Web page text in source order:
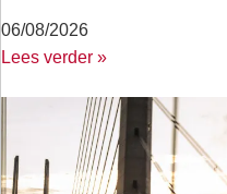
06/08/2026
Lees verder »